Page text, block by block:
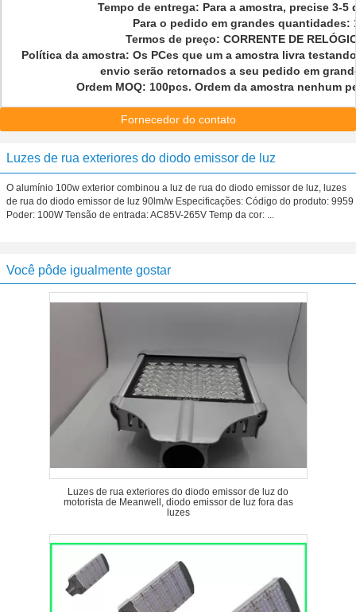
Tempo de entrega: Para a amostra, precise 3-5
Para o pedido em grandes quantidades:
Termos de preço: CORRENTE DE
Política da amostra: Os PCes que um a amostra livra
envio serão retornados a seu pedido em
Ordem MOQ: 100pcs. Ordem da amostra nenhum
Fornecedor do contato
Luzes de rua exteriores do diodo emissor de luz
O alumínio 100w exterior combinou a luz de rua do diodo emissor de luz, luzes
de rua do diodo emissor de luz 90lm/w Especificações: Código do produto: 9959
Poder: 100W Tensão de entrada: AC85V-265V Temp da cor: ...
Você pôde igualmente gostar
Luzes de rua exteriores do diodo emissor de luz do
motorista de Meanwell, diodo emissor de luz fora das
luzes